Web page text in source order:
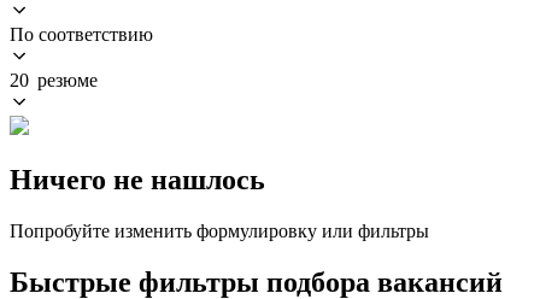
По соответствию
20 резюме
Ничего не нашлось
Попробуйте изменить формулировку или фильтры
Быстрые фильтры подбора вакансий